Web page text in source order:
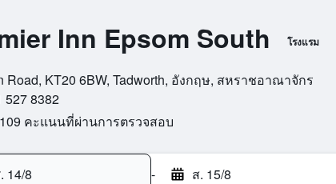
Inn Epsom South โรงแรม
Road, KT20 6BW, Tadworth, อังกฤษ, สหราชอาณาจักร
527 8382
109 คะแนนที่ผ่านการตรวจสอบ
14/8 - ส. 15/8